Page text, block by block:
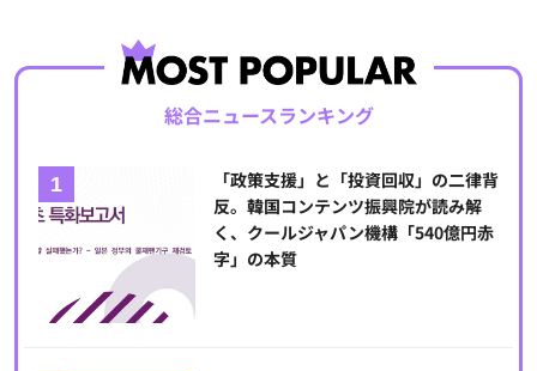
総合ニュースランキング
「政策支援」と「投資回収」の二律背
反。韓国コンテンツ振興院が読み解
く、クールジャパン機構「540億円赤
字」の本質